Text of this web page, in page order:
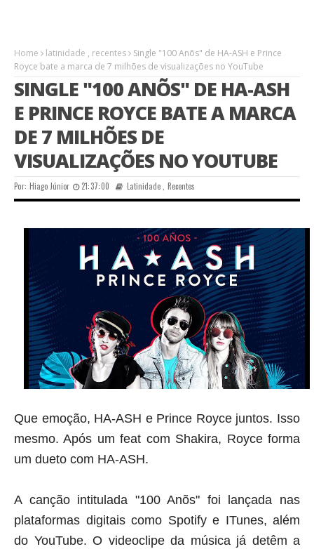
Home latinidade , recentes
Single "100 Anõs" de HA-ASH e Prince
Royce bate a marca de 7 milhões de visualizações no YouTube
SINGLE "100 ANÕS" DE HA-ASH
E PRINCE ROYCE BATE A MARCA
DE 7 MILHÕES DE
VISUALIZAÇÕES NO YOUTUBE
Por: Hiago Júnior 21:37:00 Latinidade ,Recentes
Que emoção, HA-ASH e Prince Royce juntos. Isso
mesmo. Após umfeat com Shakira, Royce forma
um dueto com HA-ASH.
A canção intitulada "100 Anõs" foi lançada nas
plataformas digitais como Spotify e ITunes, além
do YouTube. O videoclipe da música já detêm a